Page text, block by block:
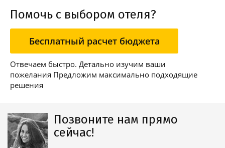
Помочь с выбором отеля?
Бесплатный расчет бюджета
Отвечаем быстро. Детально изучим ваши
пожелания Предложим максимально подходящие
решения
Позвоните нам прямо
сейчас!